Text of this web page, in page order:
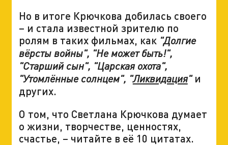
Но в итоге Крючкова добилась своего
– и стала известной зрителю по
ролям в таких фильмах, как "Долгие
вёрсты войны", "Не может быть!",
"Старший сын", "Царская охота",
"Утомлённые солнцем", "Ликвидация"и
других.
О том, что Светлана Крючкова думает
о жизни, творчестве, ценностях,
счастье, – читайте в её 10 цитатах.